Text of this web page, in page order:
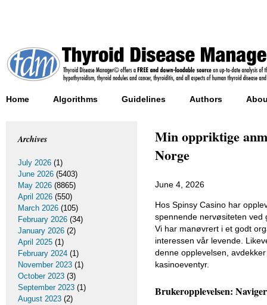
Home Algorithms Guidelines Authors
Min oppriktige
Norge
June 4, 2026
Hos Spinsy Casino har
spennende nervøsiteten
Vi har manøvrert i et godt
interessen vår levende.
denne opplevelsen,
kasinoeventyr.
Brukeropplevelsen:
Archives
July 2026 (1)
June 2026 (5403)
May 2026 (8865)
April 2026 (550)
March 2026 (105)
February 2026 (34)
January 2026 (2)
April 2025 (1)
February 2024 (1)
November 2023 (1)
October 2023 (3)
September 2023 (1)
August 2023 (2)